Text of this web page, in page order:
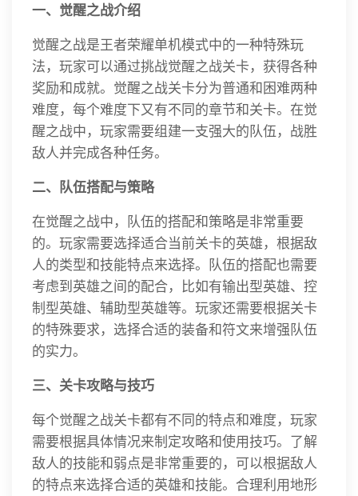
一、觉醒之战介绍
觉醒之战是王者荣耀单机模式中的一种特殊玩
法，玩家可以通过挑战觉醒之战关卡，获得各种
奖励和成就。觉醒之战关卡分为普通和困难两种
难度，每个难度下又有不同的章节和关卡。在觉
醒之战中，玩家需要组建一支强大的队伍，战胜
敌人并完成各种任务。
二、队伍搭配与策略
在觉醒之战中，队伍的搭配和策略是非常重要
的。玩家需要选择适合当前关卡的英雄，根据敌
人的类型和技能特点来选择。队伍的搭配也需要
考虑到英雄之间的配合，比如有输出型英雄、控
制型英雄、辅助型英雄等。玩家还需要根据关卡
的特殊要求，选择合适的装备和符文来增强队伍
的实力。
三、关卡攻略与技巧
每个觉醒之战关卡都有不同的特点和难度，玩家
需要根据具体情况来制定攻略和使用技巧。了解
敌人的技能和弱点是非常重要的，可以根据敌人
的特点来选择合适的英雄和技能。合理利用地形